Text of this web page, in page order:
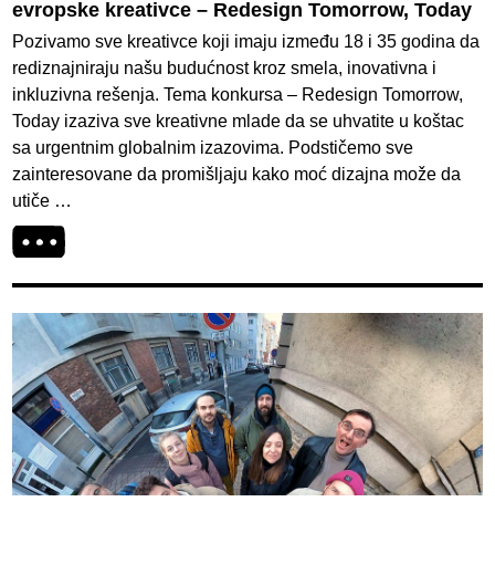
evropske kreativce – Redesign Tomorrow, Today
Pozivamo sve kreativce koji imaju između 18 i 35 godina da
rediznajniraju našu budućnost kroz smela, inovativna i
inkluzivna rešenja. Tema konkursa – Redesign Tomorrow,
Today izaziva sve kreativne mlade da se uhvatite u koštac
sa urgentnim globalnim izazovima. Podstičemo sve
zainteresovane da promišljaju kako moć dizajna može da
utiče …